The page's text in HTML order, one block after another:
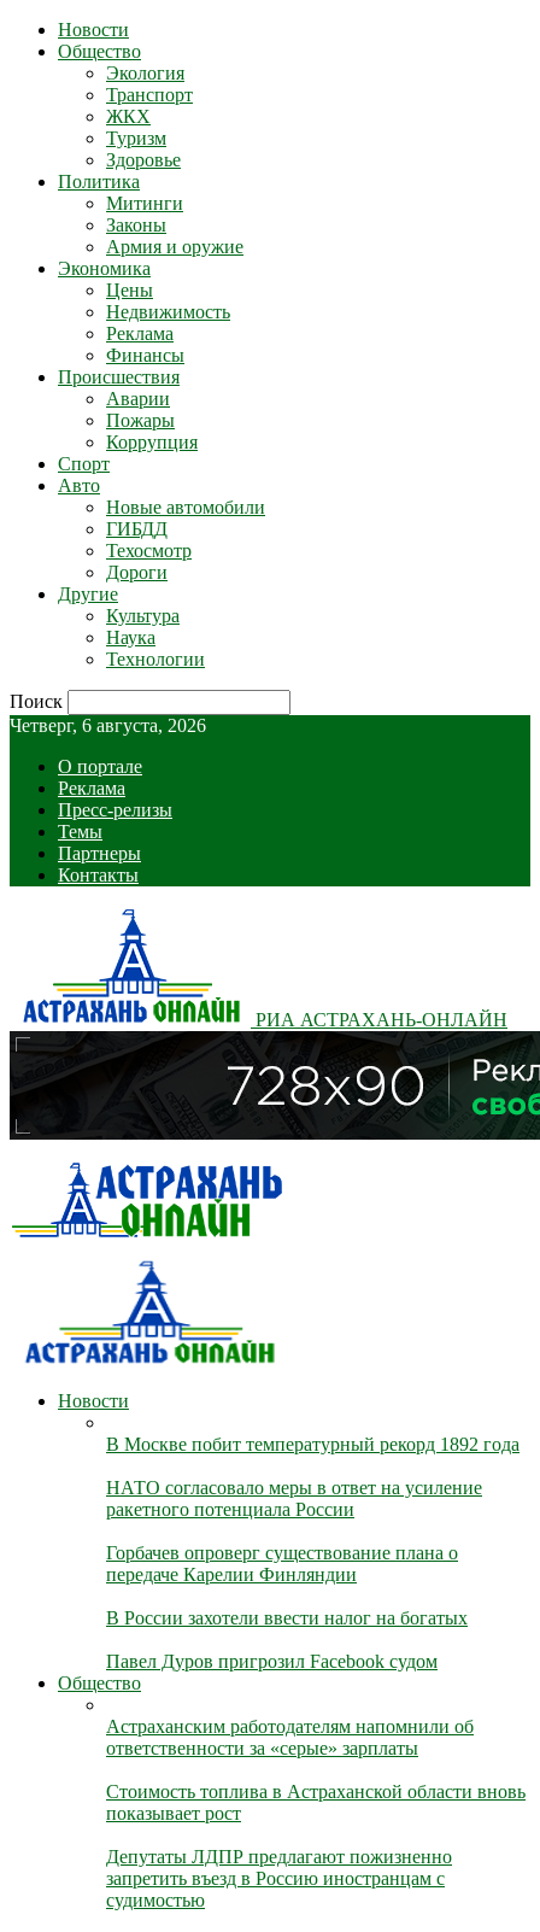
Новости
Общество
Экология
Транспорт
ЖКХ
Туризм
Здоровье
Политика
Митинги
Законы
Армия и оружие
Экономика
Цены
Недвижимость
Реклама
Финансы
Происшествия
Аварии
Пожары
Коррупция
Спорт
Авто
Новые автомобили
ГИБДД
Техосмотр
Дороги
Другие
Культура
Наука
Технологии
Поиск
Четверг, 6 августа, 2026
О портале
Реклама
Пресс-релизы
Темы
Партнеры
Контакты
РИА АСТРАХАНЬ-ОНЛАЙН
Новости
В Москве побит температурный рекорд 1892 года
НАТО согласовало меры в ответ на усиление
ракетного потенциала России
Горбачев опроверг существование плана о
передаче Карелии Финляндии
В России захотели ввести налог на богатых
Павел Дуров пригрозил Facebook судом
Общество
Астраханским работодателям напомнили об
ответственности за «серые» зарплаты
Стоимость топлива в Астраханской области вновь
показывает рост
Депутаты ЛДПР предлагают пожизненно
запретить въезд в Россию иностранцам с
судимостью